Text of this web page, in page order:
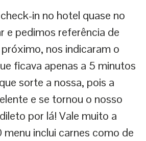
in no hotel quase no
e pedimos referência de
nos indicaram o
ficava apenas a 5 minutos
sorte a nossa, pois a
e se tornou o nosso
por lá! Vale muito a
menu inclui carnes como de